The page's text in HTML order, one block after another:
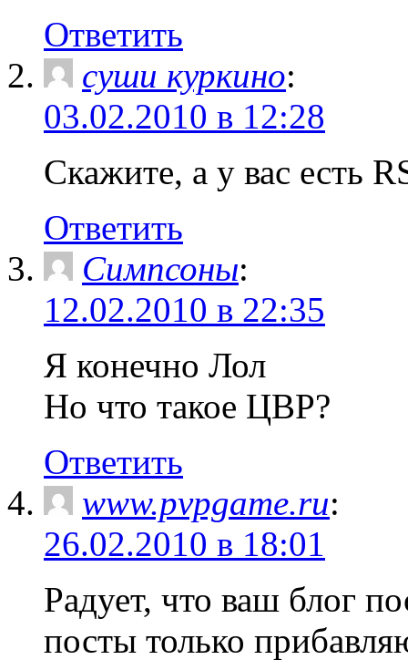
Ответить
суши куркино:
03.02.2010 в 12:28
Скажите, а у вас есть
Ответить
Симпсоны:
12.02.2010 в 22:35
Я конечно Лол
Но что такое ЦВР?
Ответить
www.pvpgame.ru:
26.02.2010 в 18:01
Радует, что ваш блог
посты только